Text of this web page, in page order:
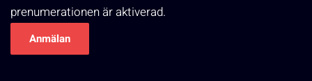
prenumerationen är aktiverad.